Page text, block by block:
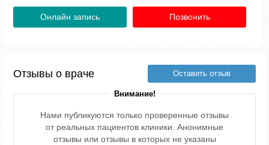
Онлайн запись Позвонить
Отзывы о враче Оставить отзыв
Внимание!
Нами публикуются только проверенные отзывы
от реальных пациентов клиники. Анонимные
отзывы или отзывы в которых не указаны